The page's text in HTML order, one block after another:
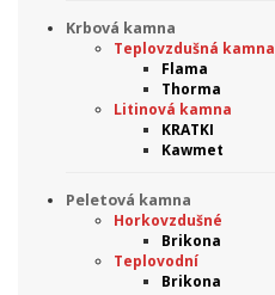
Krbová kamna
Teplovzdušná kamna
Flama
Thorma
Litinová kamna
KRATKI
Kawmet
Peletová kamna
Horkovzdušné
Brikona
Teplovodní
Brikona